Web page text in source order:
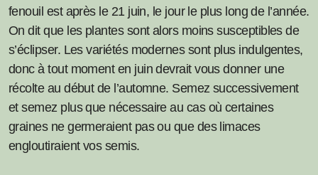
fenouil est après le 21 juin, le jour le plus long de l’année.
On dit que les plantes sont alors moins susceptibles de
s’éclipser. Les variétés modernes sont plus indulgentes,
donc à tout moment en juin devrait vous donner une
récolte au début de l’automne. Semez successivement
et semez plus que nécessaire au cas où certaines
graines ne germeraient pas ou que des limaces
engloutiraient vos semis.